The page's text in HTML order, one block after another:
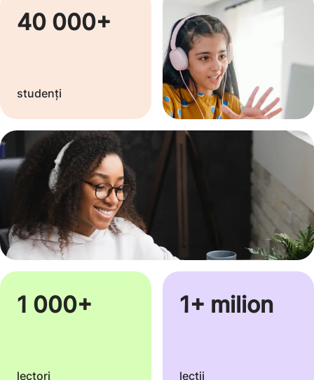
40 000+
studenți
1 000+
lectori
1+ milion
lecții